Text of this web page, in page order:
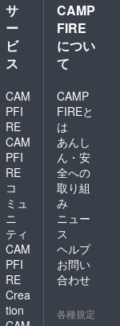
サ
ー
ビ
ス
CAM
PFI
RE
CAM
PFI
RE
コ
ミュ
ニ
ティ
CAM
PFI
RE
Crea
tion
CAMP
FIRE
につい
て
CAMP
FIREと
は
あんし
ん・安
全への
取り組
み
ニュー
ス
ヘルプ
お問い
合わせ
各種規定